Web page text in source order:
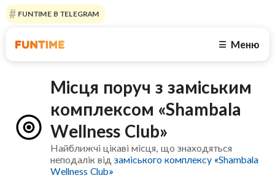
FUNTIME В TELEGRAM
☰ Меню
Місця поруч з заміським
комплексом «Shambala
Wellness Club»
Найближчі цікаві місця, що знаходяться
неподалік відзаміського комплексу «Shambala
Wellness Club»